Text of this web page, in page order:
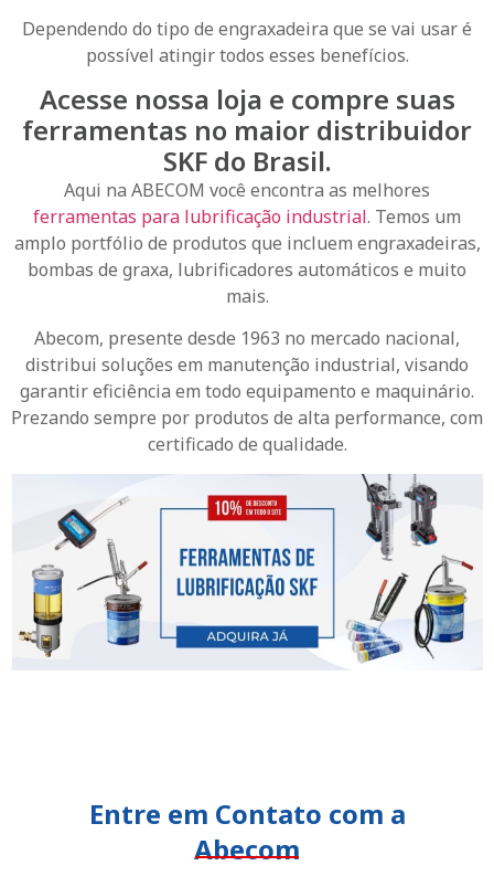
Dependendo do tipo de engraxadeira que se vai usar é
possível atingir todos esses benefícios.
Acesse nossa loja e compre suas
ferramentas no maior distribuidor
SKF do Brasil.
Aqui na ABECOM você encontra as melhores
ferramentas para lubrificação industrial. Temos um
amplo portfólio de produtos que incluem engraxadeiras,
bombas de graxa, lubrificadores automáticos e muito
mais.
Abecom, presente desde 1963 no mercado nacional,
distribui soluções em manutenção industrial, visando
garantir eficiência em todo equipamento e maquinário.
Prezando sempre por produtos de alta performance, com
certificado de qualidade.
Entre em Contato com a
Abecom